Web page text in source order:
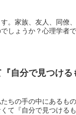
。家族、友人、同
しょうか？心理学者で
自分で見つけ
ちの手の中にあるも
て『自分で見つける